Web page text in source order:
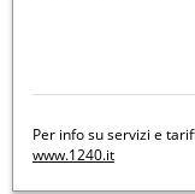
Per info su servizi e
www.1240.it